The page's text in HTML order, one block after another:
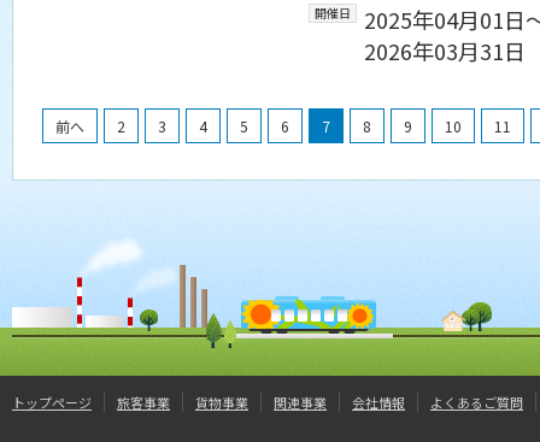
開催日
2025年04月01日
2026年03月31日
前へ 2 3 4 5 6 7 8 9 10 11
トップページ 旅客事業 貨物事業 関連事業 会社情報 よくあるご質問